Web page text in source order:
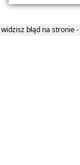
widzisz błąd na stronie -